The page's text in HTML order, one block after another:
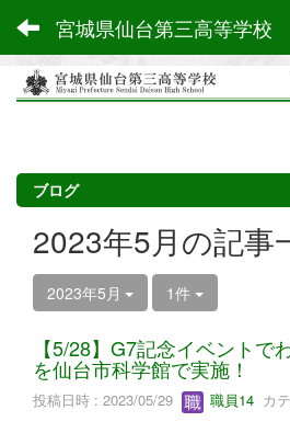
宮城県仙台第三高等学校
ブログ
2023年5月の記事
2023年5月 1件
【5/28】G7記念イベントで
を仙台市科学館で実施！
投稿日時 : 2023/05/29 職員14 カ